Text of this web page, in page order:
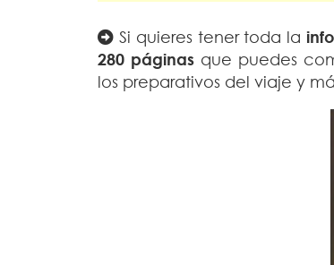
Si quieres tener toda la
280 páginasque puedes
los preparativos del viaje y